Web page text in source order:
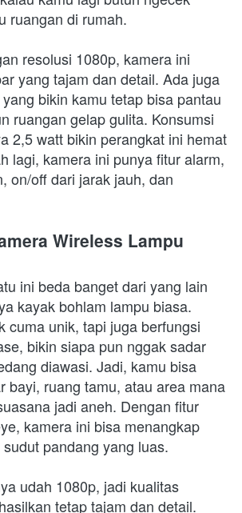
ruangan di rumah.
resolusi 1080p, kamera ini
yang tajam dan detail. Ada juga
bikin kamu tetap bisa pantau
ruangan gelap gulita. Konsumsi
2,5 watt bikin perangkat ini hemat
lagi, kamera ini punya fitur alarm,
on/off dari jarak jauh, dan
Wireless Lampu
ini beda banget dari yang lain
kayak bohlam lampu biasa.
cuma unik, tapi juga berfungsi
bikin siapa pun nggak sadar
diawasi. Jadi, kamu bisa
bayi, ruang tamu, atau area mana
jadi aneh. Dengan fitur
kamera ini bisa menangkap
pandang yang luas.
udah 1080p, jadi kualitas
tetap tajam dan detail.